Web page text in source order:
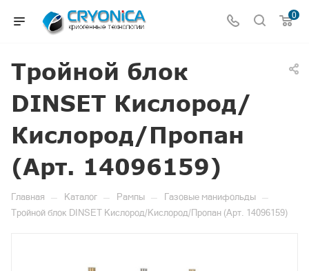
0
Тройной блок
DINSET Кислород/
Кислород/Пропан
(Арт. 14096159)
Главная — Каталог — Рампы — Газовые манифольды —
Тройной блок DINSET Кислород/Кислород/Пропан (Арт. 14096159)